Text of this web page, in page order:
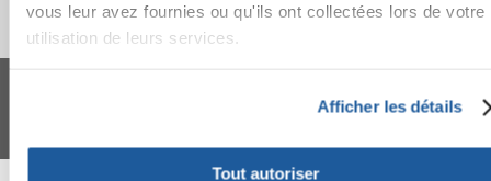
vous leur avez fournies ou qu'ils ont collectées lors de votre
utilisation de leurs services.
Afficher les détails
Tout autoriser
Tous les prix incluent la TVA / plus l'expédition
FERA INTERNATIONAL: